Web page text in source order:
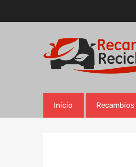
Inicio Recambios